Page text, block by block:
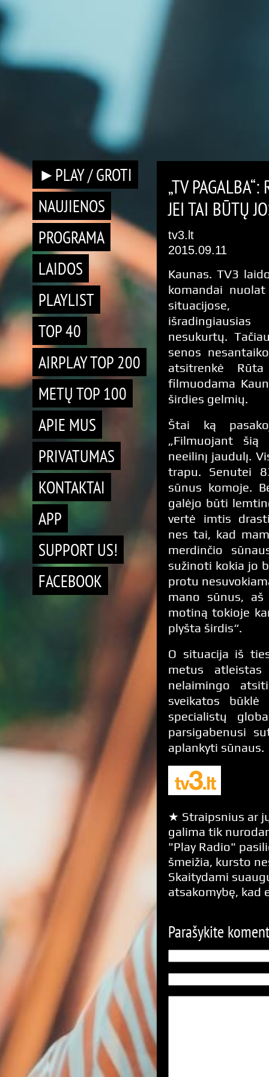
►PLAY / GROTI
NAUJIENOS
PROGRAMA
LAIDOS
PLAYLIST
TOP 40
AIRPLAY TOP 200
METŲ TOP 100
APIE MUS
PRIVATUMAS
KONTAKTAI
APP
SUPPORT US!
FACEBOOK
„TV
JEI TAI BŪTŲ
tv3.lt
2015.09.11
Kaunas. TV3
komandai
nesukurtų.
senos
atsitrenkė
filmuodama
širdies gelmių.
Štai ką
„Filmuojant šią
neeilinį jaudulį.
trapu. Senutei
sūnus komoje.
galėjo būti
vertė imtis
nes tai, kad
merdinčio
sužinoti kokia jo
protu
mano sūnus, aš
motiną tokioje
plyšta širdis“.
O situacija iš
metus
nelaimingo
sveikatos
specialistų
parsigabenusi
aplankyti sūnaus.
★ Straipsnius ar
galima tik
"Play Radio"
šmeižia, kursto
Skaitydami
atsakomybę, kad
Parašykite